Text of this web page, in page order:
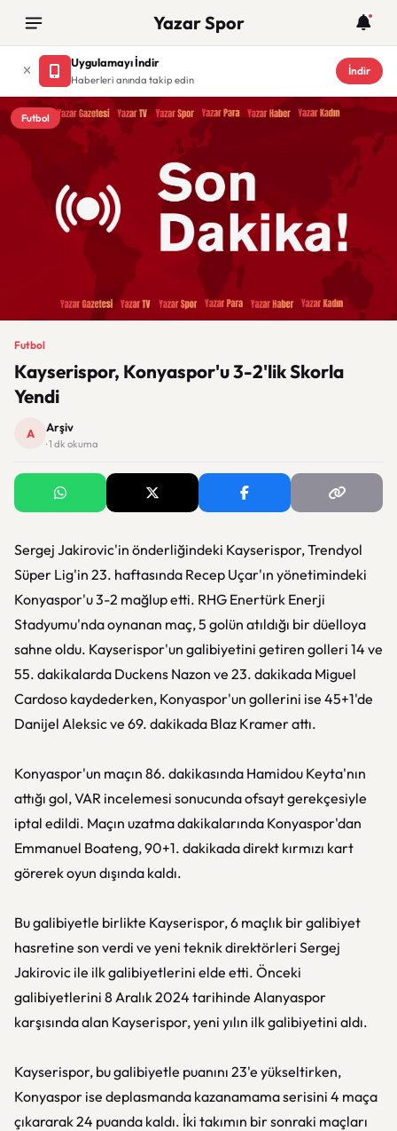
Yazar Spor
Uygulamayı İndir
Haberleri anında takip edin
İndir
Futbol
Futbol
Kayserispor, Konyaspor'u 3-2'lik Skorla
Yendi
A Arşiv
· 1 dk okuma
Sergej Jakirovic'in önderliğindeki Kayserispor, Trendyol
Süper Lig'in 23. haftasında Recep Uçar'ın yönetimindeki
Konyaspor'u 3-2 mağlup etti. RHG Enertürk Enerji
Stadyumu'nda oynanan maç, 5 golün atıldığı bir düelloya
sahne oldu. Kayserispor'un galibiyetini getiren golleri 14 ve
55. dakikalarda Duckens Nazon ve 23. dakikada Miguel
Cardoso kaydederken, Konyaspor'un gollerini ise 45+1'de
Danijel Aleksic ve 69. dakikada Blaz Kramer attı.
Konyaspor'un maçın 86. dakikasında Hamidou Keyta'nın
attığı gol, VAR incelemesi sonucunda ofsayt gerekçesiyle
iptal edildi. Maçın uzatma dakikalarında Konyaspor'dan
Emmanuel Boateng, 90+1. dakikada direkt kırmızı kart
görerek oyun dışında kaldı.
Bu galibiyetle birlikte Kayserispor, 6 maçlık bir galibiyet
hasretine son verdi ve yeni teknik direktörleri Sergej
Jakirovic ile ilk galibiyetlerini elde etti. Önceki
galibiyetlerini 8 Aralık 2024 tarihinde Alanyaspor
karşısında alan Kayserispor, yeni yılın ilk galibiyetini aldı.
Kayserispor, bu galibiyetle puanını 23'e yükseltirken,
Konyaspor ise deplasmanda kazanamama serisini 4 maça
çıkararak 24 puanda kaldı. İki takımın bir sonraki maçları